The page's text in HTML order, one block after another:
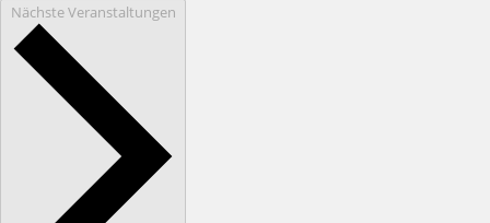
NächsteVeranstaltungen